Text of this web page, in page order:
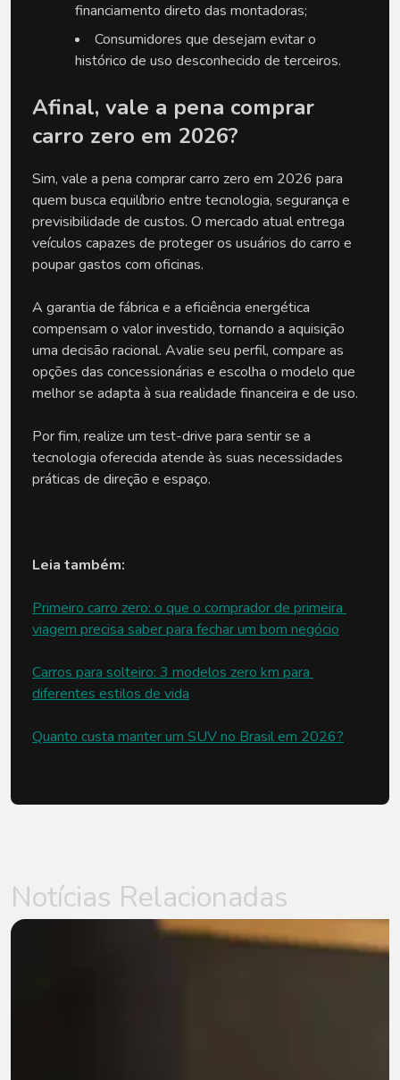
financiamento direto das montadoras;
Consumidores que desejam evitar o
histórico de uso desconhecido de terceiros.
Afinal, vale a pena comprar
carro zero em 2026?
Sim, vale a pena comprar carro zero em 2026 para
quem busca equilíbrio entre tecnologia, segurança e
previsibilidade de custos. O mercado atual entrega
veículos capazes de proteger os usuários do carro e
poupar gastos com oficinas.
A garantia de fábrica e a eficiência energética
compensam o valor investido, tornando a aquisição
uma decisão racional. Avalie seu perfil, compare as
opções das concessionárias e escolha o modelo que
melhor se adapta à sua realidade financeira e de uso.
Por fim, realize um test-drive para sentir se a
tecnologia oferecida atende às suas necessidades
práticas de direção e espaço.
Leia também:
Primeiro carro zero: o que o comprador de primeira
viagem precisa saber para fechar um bom negócio
Carros para solteiro: 3 modelos zero km para
diferentes estilos de vida
Quanto custa manter um SUV no Brasil em 2026?
Notícias Relacionadas